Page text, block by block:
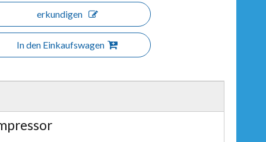
erkundigen
In den Einkaufswagen